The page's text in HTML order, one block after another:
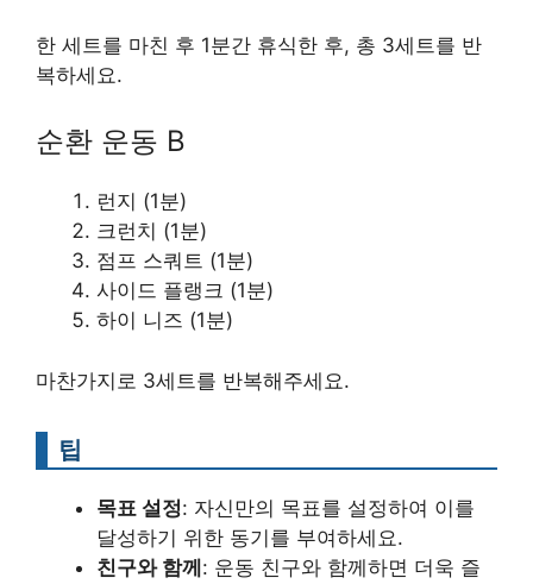
한 세트를 마친 후 1분간 휴식한 후, 총 3세트를 반
복하세요.
순환 운동 B
런지 (1분)
크런치 (1분)
점프 스쿼트 (1분)
사이드 플랭크 (1분)
하이 니즈 (1분)
마찬가지로 3세트를 반복해주세요.
팁
목표 설정: 자신만의 목표를 설정하여 이를
달성하기 위한 동기를 부여하세요.
친구와 함께: 운동 친구와 함께하면 더욱 즐